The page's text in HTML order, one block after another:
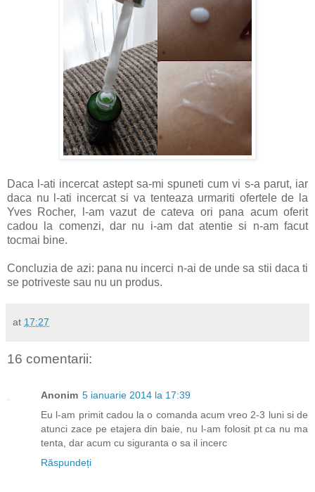
Daca l-ati incercat astept sa-mi spuneti cum vi s-a parut, iar
daca nu l-ati incercat si va tenteaza urmariti ofertele de la
Yves Rocher, l-am vazut de cateva ori pana acum oferit
cadou la comenzi, dar nu i-am dat atentie si n-am facut
tocmai bine.
Concluzia de azi: pana nu incerci n-ai de unde sa stii daca ti
se potriveste sau nu un produs.
at 17:27
16 comentarii:
Anonim 5 ianuarie 2014 la 17:39
Eu l-am primit cadou la o comanda acum vreo 2-3 luni si de
atunci zace pe etajera din baie, nu l-am folosit pt ca nu ma
tenta, dar acum cu siguranta o sa il incerc
Răspundeți